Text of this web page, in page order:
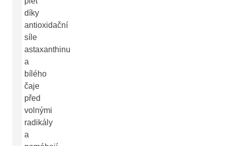
díky
antioxidační
síle
astaxanthinu
a
bílého
čaje
před
volnými
radikály
a